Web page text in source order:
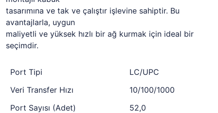
tasarımına ve tak ve çalıştır işlevine sahiptir. Bu
avantajlarla, uygun
maliyetli ve yüksek hızlı bir ağ kurmak için ideal bir
seçimdir.
Port Tipi
LC/UPC
Veri Transfer Hızı
10/100/1000
Port Sayısı (Adet)
52,0